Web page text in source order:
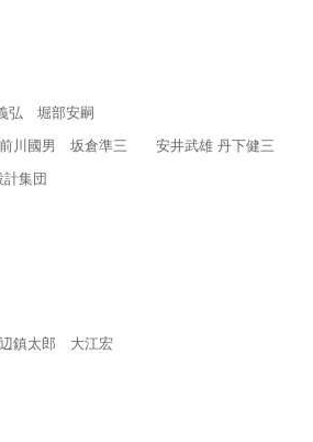
弘 堀部安嗣
川國男 坂倉準三 安井武雄 丹下健三
集団
鎮太郎 大江宏